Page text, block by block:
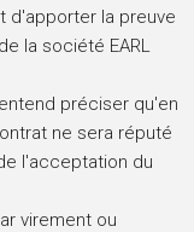
d'apporter la preuve
la société EARL
entend préciser qu'en
ne sera réputé
l'acceptation du
virement ou